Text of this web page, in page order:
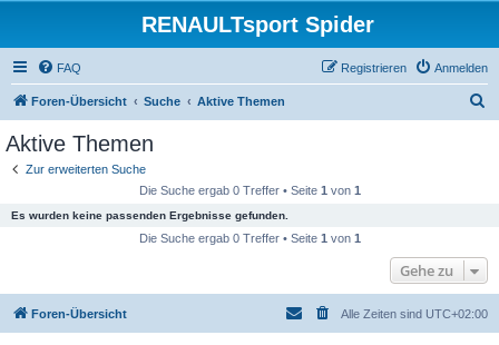
RENAULTsport Spider
FAQ Anmelden
Registrieren
Foren-Übersicht Suche Aktive Themen
Aktive Themen
Zur erweiterten Suche
Die Suche ergab 0 Treffer • Seite 1 von 1
Es wurden keine passenden Ergebnisse gefunden.
Die Suche ergab 0 Treffer • Seite 1 von 1
Gehe zu
Foren-Übersicht Alle Zeiten sind UTC+02:00